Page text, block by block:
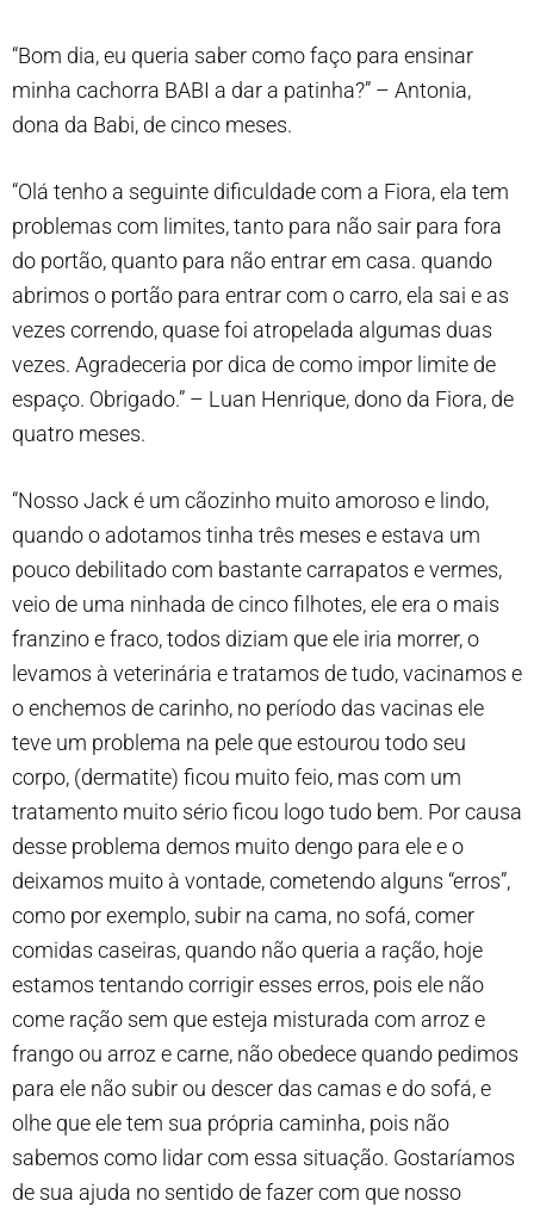
“Bom dia, eu queria saber como faço para ensinar
minha cachorra BABI a dar a patinha?” – Antonia,
dona da Babi, de cinco meses.
“Olá tenho a seguinte dificuldade com a Fiora, ela tem
problemas com limites, tanto para não sair para fora
do portão, quanto para não entrar em casa. quando
abrimos o portão para entrar com o carro, ela sai e as
vezes correndo, quase foi atropelada algumas duas
vezes. Agradeceria por dica de como impor limite de
espaço. Obrigado.” – Luan Henrique, dono da Fiora, de
quatro meses.
“Nosso Jack é um cãozinho muito amoroso e lindo,
quando o adotamos tinha três meses e estava um
pouco debilitado com bastante carrapatos e vermes,
veio de uma ninhada de cinco filhotes, ele era o mais
franzino e fraco, todos diziam que ele iria morrer, o
levamos à veterinária e tratamos de tudo, vacinamos e
o enchemos de carinho, no período das vacinas ele
teve um problema na pele que estourou todo seu
corpo, (dermatite) ficou muito feio, mas com um
tratamento muito sério ficou logo tudo bem. Por causa
desse problema demos muito dengo para ele e o
deixamos muito à vontade, cometendo alguns “erros”,
como por exemplo, subir na cama, no sofá, comer
comidas caseiras, quando não queria a ração, hoje
estamos tentando corrigir esses erros, pois ele não
come ração sem que esteja misturada com arroz e
frango ou arroz e carne, não obedece quando pedimos
para ele não subir ou descer das camas e do sofá, e
olhe que ele tem sua própria caminha, pois não
sabemos como lidar com essa situação. Gostaríamos
de sua ajuda no sentido de fazer com que nosso